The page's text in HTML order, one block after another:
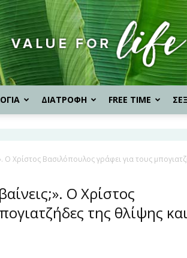
for
ΔΙΑΤΡΟΦΗ FREE TIME
Ο Χρίστος Βασιλόπουλος γράφει για τους
Ο Χρίστος
της θλίψης και